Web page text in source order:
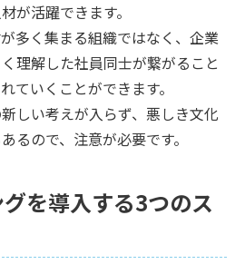
が活躍できます。
多く集まる組織ではなく、企業
理解した社員同士が繋がること
ていくことができます。
しい考えが入らず、悪しき文化
るので、注意が必要です。
を導入する3つのス